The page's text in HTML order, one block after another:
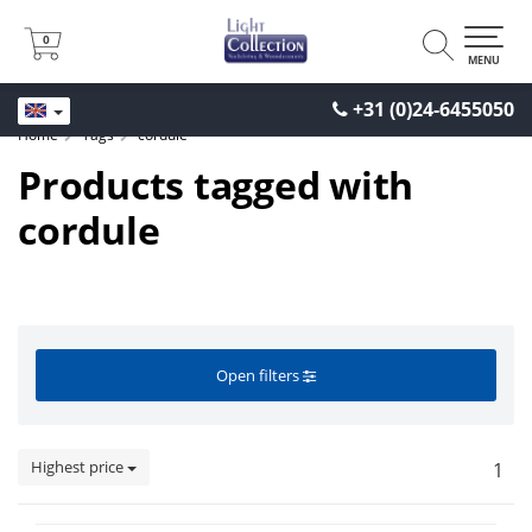
+31 (0)24-6455050
0
0
MENU
Home Tags cordule
Products tagged with
cordule
Open filters
Highest price 1